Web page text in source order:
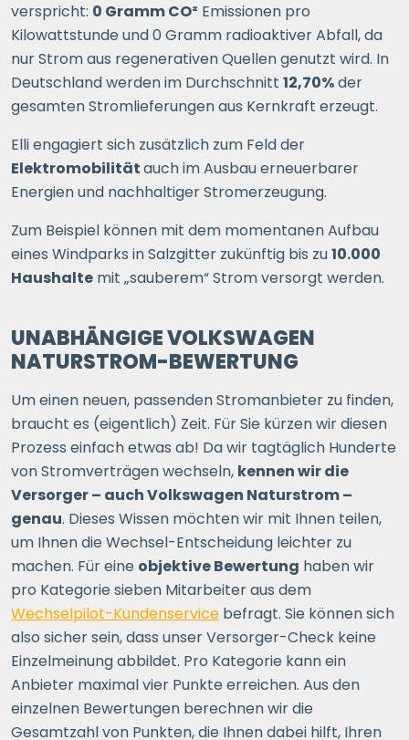
verspricht: 0 Gramm CO² Emissionen pro
Kilowattstunde und 0 Gramm radioaktiver Abfall, da
nur Strom aus regenerativen Quellen genutzt wird. In
Deutschland werden im Durchschnitt 12,70%der
gesamten Stromlieferungen aus Kernkraft erzeugt.
Elli engagiert sich zusätzlich zum Feld der
Elektromobilitätauch im Ausbau erneuerbarer
Energien und nachhaltiger Stromerzeugung.
Zum Beispiel können mit dem momentanen Aufbau
eines Windparks in Salzgitter zukünftig bis zu10.000
Haushalte mit „sauberem“ Strom versorgt werden.
UNABHÄNGIGE VOLKSWAGEN
NATURSTROM-BEWERTUNG
Um einen neuen, passenden Stromanbieter zu finden,
braucht es (eigentlich) Zeit. Für Sie kürzen wir diesen
Prozess einfach etwas ab! Da wir tagtäglich Hunderte
von Stromverträgen wechseln, kennen wir die
Versorger – auch Volkswagen Naturstrom –
genau. Dieses Wissen möchten wir mit Ihnen teilen,
um Ihnen die Wechsel-Entscheidung leichter zu
machen. Für eine objektive Bewertung haben wir
pro Kategorie sieben Mitarbeiter aus dem
Wechselpilot-Kundenservice befragt. Sie können sich
also sicher sein, dass unser Versorger-Check keine
Einzelmeinung abbildet. Pro Kategorie kann ein
Anbieter maximal vier Punkte erreichen. Aus den
einzelnen Bewertungen berechnen wir die
Gesamtzahl von Punkten, die Ihnen dabei hilft, Ihren